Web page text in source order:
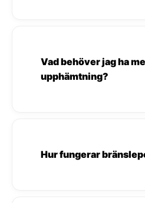
Vad behöver jag ha
upphämtning?
Hur fungerar